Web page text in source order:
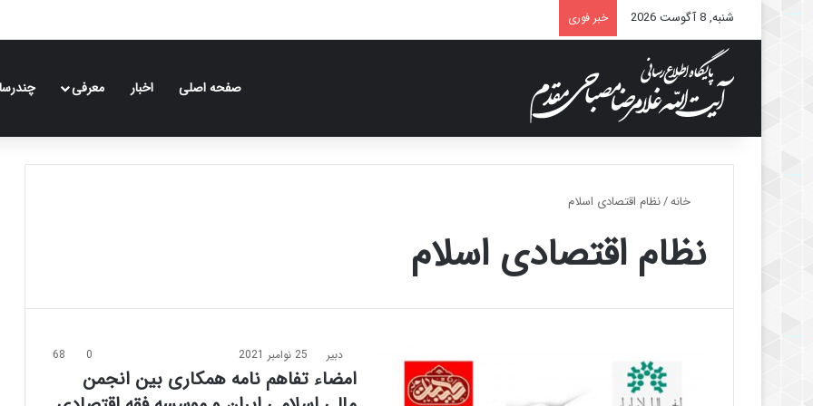
شنبه, 8 آگوست 2026 خبر فوری
صفحه اصلی اخبار معرفی
خانه/نظام اقتصادی اسلام
نظام اقتصادی اسلام
دبیر 25 نوامبر 2021 0
68
امضاء تفاهم نامه همکاری بین انجمن